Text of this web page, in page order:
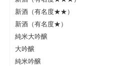
新酒（有名度★★）
新酒（有名度★）
純米大吟醸
大吟醸
純米吟醸